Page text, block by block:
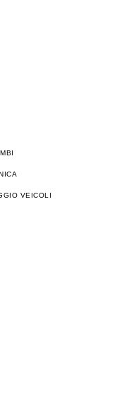
VEICOLI